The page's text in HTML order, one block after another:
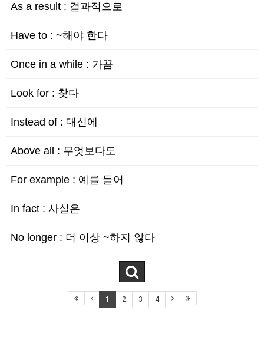
As a result : 결과적으로
Have to : ~해야 한다
Once in a while : 가끔
Look for : 찾다
Instead of : 대신에
Above all : 무엇보다도
For example : 예를 들어
In fact : 사실은
No longer : 더 이상 ~하지 않다
1 2 3 4